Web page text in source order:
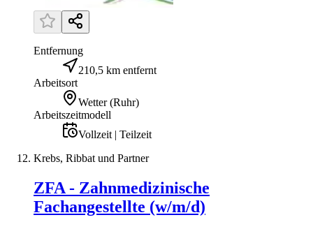
Entfernung
210,5 km entfernt
Arbeitsort
Wetter (Ruhr)
Arbeitszeitmodell
Vollzeit | Teilzeit
Krebs, Ribbat und Partner
ZFA - Zahnmedizinische
Fachangestellte (w/m/d)